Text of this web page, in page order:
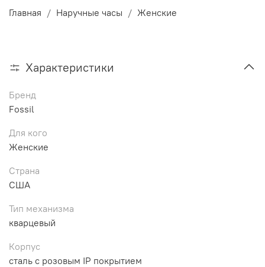
Главная Наручные часы Женские
Характеристики
Бренд
Fossil
Для кого
Женские
Страна
США
Тип механизма
кварцевый
Корпус
сталь с розовым IP покрытием